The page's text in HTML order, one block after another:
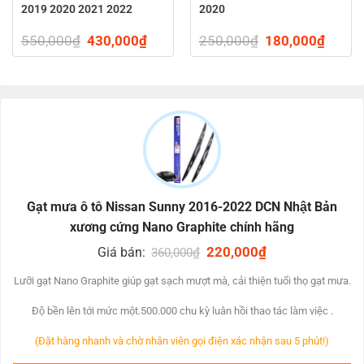
2019 2020 2021 2022
550,000₫ Original
price
430,000₫Current
price
2020
250,000₫ Original
price
180,000₫
price
Gạt mưa ô tô Nissan Sunny 2016-2022 DCN Nhật Bản
xương cứng Nano Graphite chính hãng
Giá bán: 360,000₫ Original
was:
220,000₫Current
is:
Lưỡi gạt Nano Graphite giúp gạt sạch mượt mà, cải thiện tuổi thọ gạt mưa.
Độ bền lên tới mức một.500.000 chu kỳ luân hồi thao tác làm việc .
(Đặt hàng nhanh và chờ nhân viên gọi điện xác nhận sau 5 phút!)